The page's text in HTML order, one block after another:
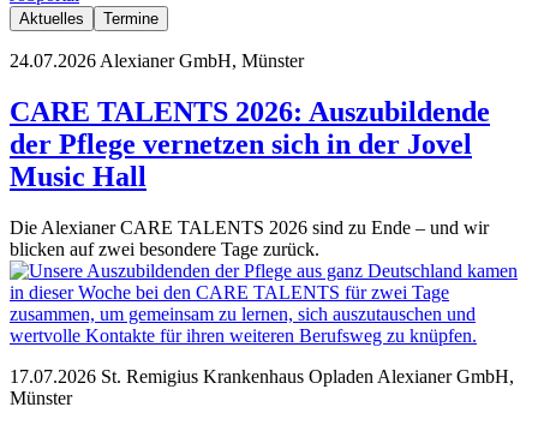
Aktuelles Termine
24.07.2026 Alexianer GmbH, Münster
CARE TALENTS 2026: Auszubildende
der Pflege vernetzen sich in der Jovel
Music Hall
Die Alexianer CARE TALENTS 2026 sind zu Ende – und wir
blicken auf zwei besondere Tage zurück.
17.07.2026 St. Remigius Krankenhaus Opladen Alexianer GmbH,
Münster